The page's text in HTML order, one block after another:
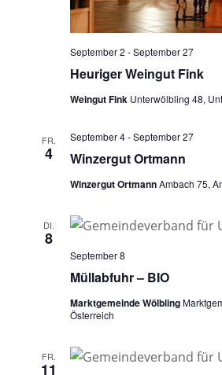
Heuriger Weingut Fink
September 2 -September 27
Weingut Fink Unterwölbling 48,
FR.
4 Winzergut Ortmann
September 4-September 27
Winzergut OrtmannAmbach 75,
DI.
8
Müllabfuhr – BIO
September 8
Marktgemeinde Wölbling
Österreich
FR.
11